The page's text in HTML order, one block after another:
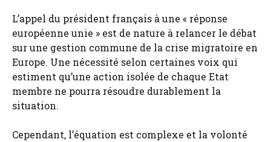
L’appel du président français à une « réponse
européenne unie » est de nature à relancer le débat
sur une gestion commune de la crise migratoire en
Europe. Une nécessité selon certaines voix qui
estiment qu’une action isolée de chaque Etat
membre ne pourra résoudre durablement la
situation.
Cependant, l’équation est complexe et la volonté